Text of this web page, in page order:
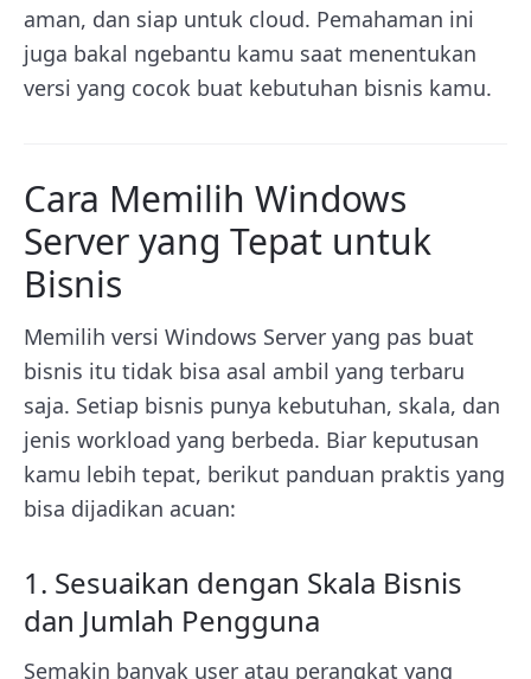
aman, dan siap untuk cloud. Pemahaman ini
juga bakal ngebantu kamu saat menentukan
versi yang cocok buat kebutuhan bisnis kamu.
Cara Memilih Windows
Server yang Tepat untuk
Bisnis
Memilih versi Windows Server yang pas buat
bisnis itu tidak bisa asal ambil yang terbaru
saja. Setiap bisnis punya kebutuhan, skala, dan
jenis workload yang berbeda. Biar keputusan
kamu lebih tepat, berikut panduan praktis yang
bisa dijadikan acuan:
1. Sesuaikan dengan Skala Bisnis
dan Jumlah Pengguna
Semakin banyak user atau perangkat yang